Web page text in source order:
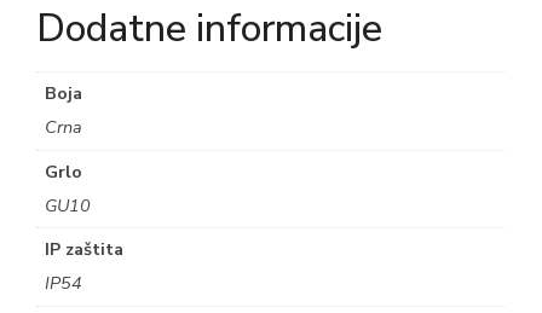
Dodatne informacije
Boja
Crna
Grlo
GU10
IP zaštita
IP54